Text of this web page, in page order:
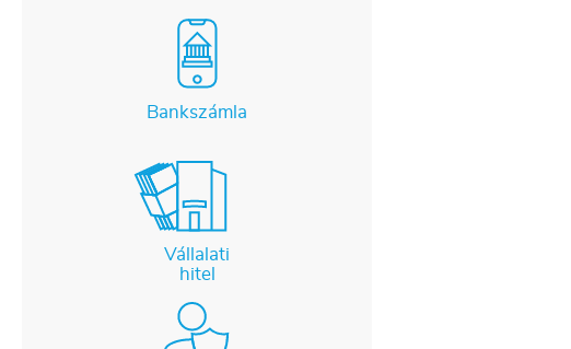
Bankszámla
Vállalati
hitel